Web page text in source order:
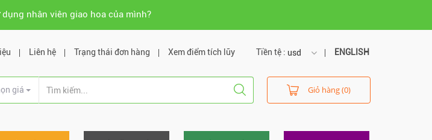
nhân viên giao hoa của mình?
Tiền tệ : usd
usd
vnd
ENGLISH
Liên hệ Trạng thái đơn hàng Xem điểm tích lũy
giá Giỏ hàng (0)